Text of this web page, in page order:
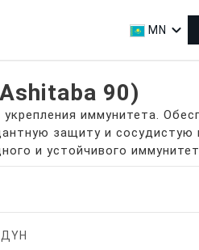
MN expand_more
90)
иммунитета.
защиту и сосудистую
и устойчивого